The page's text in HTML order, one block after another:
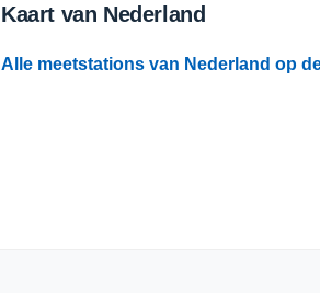
Kaart van Nederland
Alle meetstations van Nederland op